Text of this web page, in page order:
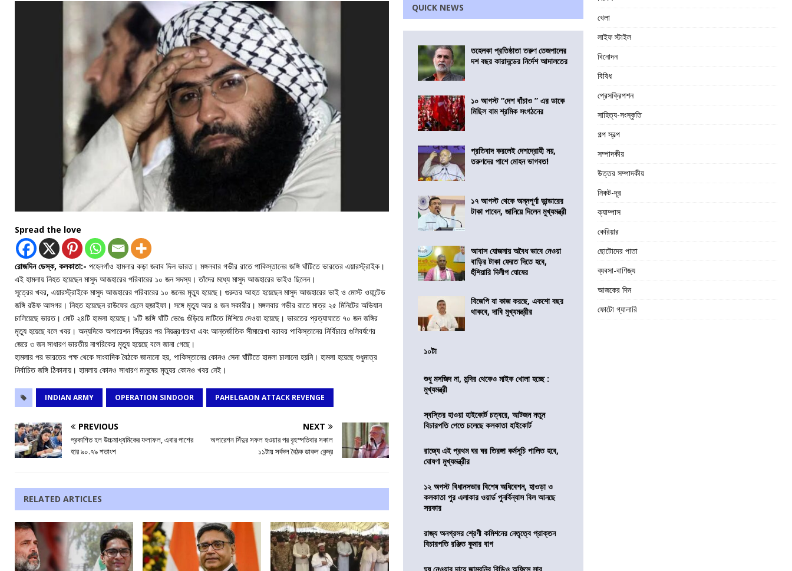
Spread the love
রোজদিন ডেস্ক, কলকাতা:- পহেলগাঁও হামলার কড়া জবাব দিল ভারত। মঙ্গলবার গভীর রাতে পাকিস্তানের জঙ্গি ঘাঁটিতে ভারতের এয়ারস্ট্রাইক।
এই হামলায় নিহত হয়েছেন মাসুদ আজহারের পরিবারের ১০ জন সদস্য। তাঁদের মধ্যে মাসুদ আজহারের ভাইও ছিলেন।
সূত্রের খবর, এয়ারস্ট্রাইকে মাসুদ আজহারের পরিবারের ১০ জনের মৃত্যু হয়েছে। গুরুতর আহত হয়েছেন মাসুদ আজহারের ভাই ও মোস্ট ওয়ান্টেড
জঙ্গি রউফ আসগর। নিহত হয়েছেন রাউফের ছেলে হুজাইফা। সঙ্গে মৃত্যু আর ৪ জন সকারীর। মঙ্গলবার গভীর রাতে মাত্র ২৫ মিনিটের অভিযান
চালিয়েছে ভারত। মোট ২৪টি হামলা হয়েছে। ৯টি জঙ্গি ঘাঁটি ভেঙে গুঁড়িয়ে মাটিতে মিশিয়ে দেওয়া হয়েছে। ভারতের প্রত্যাঘাতে ৭০ জন জঙ্গির
মৃত্যু হয়েছে বলে খবর। অন্যদিকে অপারেশন সিঁদুরের পর নিয়ন্ত্রণরেখা এবং আন্তর্জাতিক সীমারেখা বরাবর পাকিস্তানের নির্বিচারে গুলিবর্ষণের
জেরে ৩ জন সাধারণ ভারতীয় নাগরিকের মৃত্যু হয়েছে বলে জানা গেছে।
হামলার পর ভারতের পক্ষ থেকে সাংবাদিক বৈঠকে জানানো হয়, পাকিস্তানের কোনও সেনা ঘাঁটিতে হামলা চালানো হয়নি। হামলা হয়েছে শুধুমাত্র
নির্বাচিত জঙ্গি ঠিকানায়। হামলায় কোনও সাধারণ মানুষের মৃত্যুর কোনও খবর নেই।
INDIAN ARMY OPERATION SINDOOR PAHELGAON ATTACK REVENGE
PREVIOUS
প্রকাশিত হল উচ্চমাধ্যমিকের ফলাফল, এবার পাশের
হার ৯০.৭৯ শতাংশ
NEXT
অপারেশন সিঁদুর সফল হওয়ার পর বৃহস্পতিবার সকাল
১১টায় সর্বদল বৈঠক ডাকল কেন্দ্র
RELATED ARTICLES
QUICK NEWS
তহেলকা প্রতিষ্ঠাতা তরুণ তেজপালের
দশ বছর কারাদন্ডের নির্দেশ আদালতের
১০ আগস্ট “দেশ বাঁচাও ” এর ডাকে
মিছিল বাম শ্রমিক সংগঠনের
প্রতিবাদ করলেই দেশদ্রোহী নয়,
তরুণদের পাশে মোহন ভাগবত!
১৭ আগস্ট থেকে অন্নপূর্ণা ভান্ডারের
টাকা পাবেন, জানিয়ে দিলেন মুখ্যমন্ত্রী
আবাস যোজনায় অবৈধ ভাবে নেওয়া
বাড়ির টাকা ফেরত দিতে হবে,
হুঁশিয়ারি দিলীপ ঘোষের
বিজেপি যা কাজ করছে, একশো বছর
থাকবে, দাবি মুখ্যমন্ত্রীর
১০টা
শুধু মসজিদ না, মন্দির থেকেও মাইক খোলা হচ্ছে :
মুখ্যমন্ত্রী
স্বস্তির হাওয়া হাইকোর্ট চত্বরে, আটজন নতুন
বিচারপতি পেতে চলেছে কলকাতা হাইকোর্ট
রাজ্যে এই প্রথম ঘর ঘর তিরঙ্গা কর্মসূচি পালিত হবে,
ঘোষণা মুখ্যমন্ত্রীর
১২ অগস্ট বিধানসভার বিশেষ অধিবেশন, হাওড়া ও
কলকাতা পুর এলাকার ওয়ার্ড পুনর্বিন্যাস বিল আনছে
সরকার
রাজ্য অনগ্রসর শ্রেণী কমিশনের নেতৃত্বে প্রাক্তন
বিচারপতি রঞ্জিত কুমার বাগ
খেলা
লাইফ স্টাইল
বিনোদন
বিবিধ
প্রেসক্রিপশন
সাহিত্য-সংস্কৃতি
গল্প স্বল্প
সম্পাদকীয়
উত্তর সম্পাদকীয়
নিকট-দূর
ক্যাম্পাস
কেরিয়ার
ছোটোদের পাতা
ব্যবসা-বাণিজ্য
আজকের দিন
ফোটো গ্যালারি